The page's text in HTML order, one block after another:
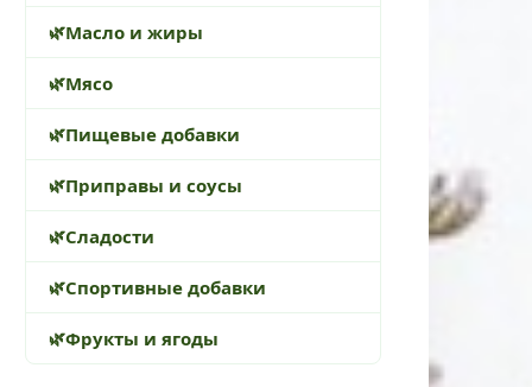
Масло и жиры
Мясо
Пищевые добавки
Приправы и соусы
Сладости
Спортивные добавки
Фрукты и ягоды